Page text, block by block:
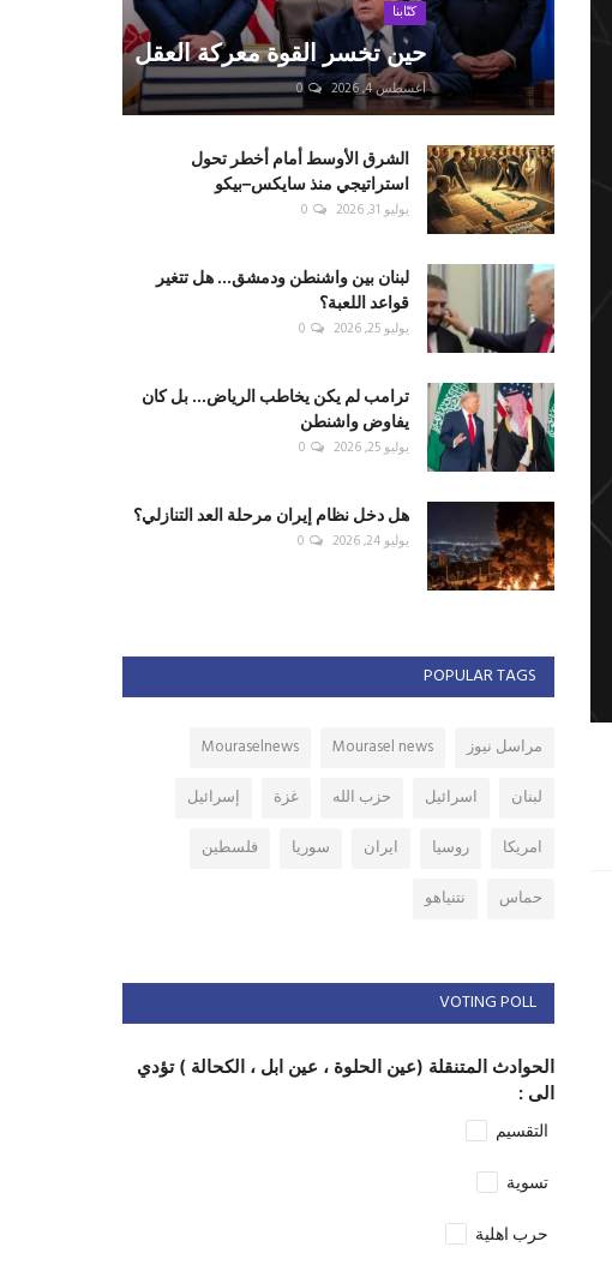
كتّابنا
حين تخسر القوة معركة العقل
أغسطس 4, 2026 0
الشرق الأوسط أمام أخطر تحول
استراتيجي منذ سايكس–بيكو
يوليو 31, 2026 0
لبنان بين واشنطن ودمشق... هل تتغير
قواعد اللعبة؟
يوليو 25, 2026 0
ترامب لم يكن يخاطب الرياض... بل كان
يفاوض واشنطن
يوليو 25, 2026 0
هل دخل نظام إيران مرحلة العد التنازلي؟
يوليو 24, 2026 0
POPULAR TAGS
مراسل نيوز Mourasel news
Mouraselnews
لبنان
اسرائيل حزب الله غزة
إسرائيل
امريكا
روسيا ايران سوريا
فلسطين
حماس
نتنياهو
VOTING POLL
الحوادث المتنقلة (عين الحلوة ، عين ابل ، الكحالة ) تؤدي
الى :
التقسيم
تسوية
حرب اهلية